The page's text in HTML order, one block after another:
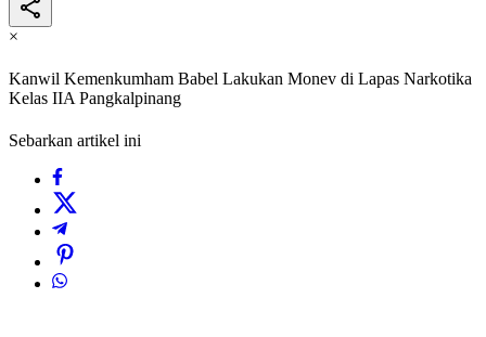
×
Kanwil Kemenkumham Babel Lakukan Monev di Lapas Narkotika
Kelas IIA Pangkalpinang
Sebarkan artikel ini